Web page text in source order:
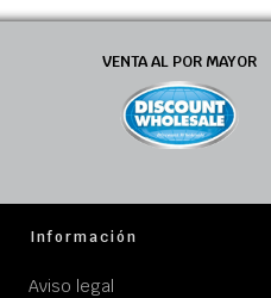
VENTA AL POR MAYOR
Información
Aviso legal